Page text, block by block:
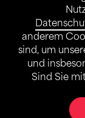
anderem
sind, um
und
Sind Sie